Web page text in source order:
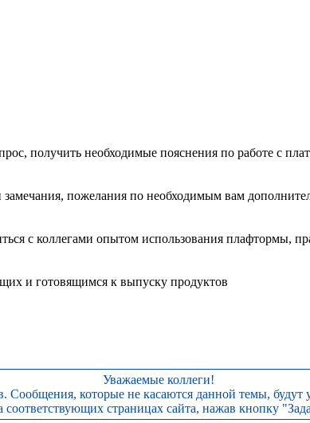
получить необходимые пояснения по работе с
пожелания по необходимым вам
с коллегами опытом использования плафтормы,
и готовящимся к выпуску продуктов
Уважаемые коллеги!
Сообщения, которые не касаются данной темы, будут
страницах сайта, нажав кнопку